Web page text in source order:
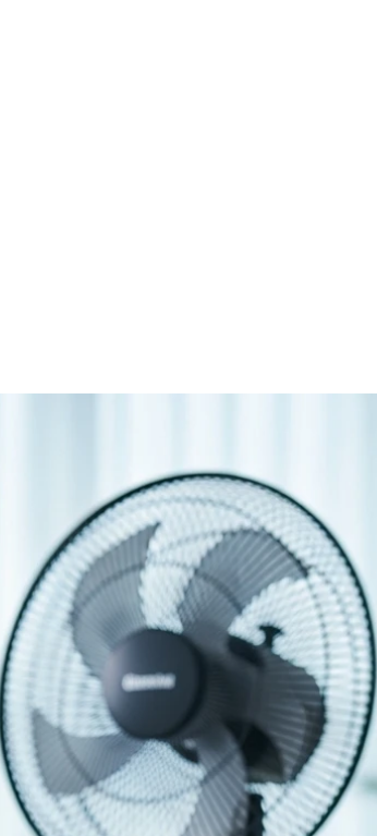
te vergelijken? Wij hebben de 10
bij jou past!
Torenventilator –
Goede keuze
Easy Breezy 757
-
4.3/5